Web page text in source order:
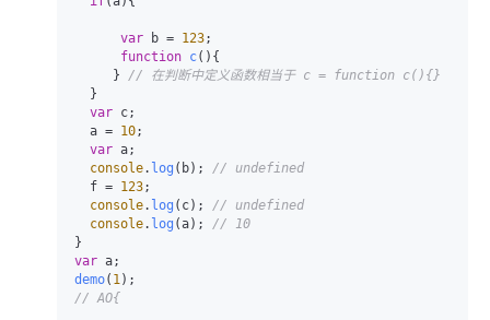
var b = 123;
function c( ){
     }
// 在判断中定义函数相当于 c = function c(){}
var c;
  a =
10;
var a;
console. log (b); // undefined
  f =
123;
console. log (c); // undefined
console. log (a); // 10
var
demo( 1
// AO{